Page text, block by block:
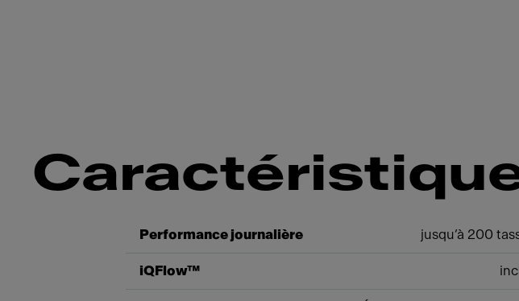
Performance journalière jusqu’à 200
iQFlow™